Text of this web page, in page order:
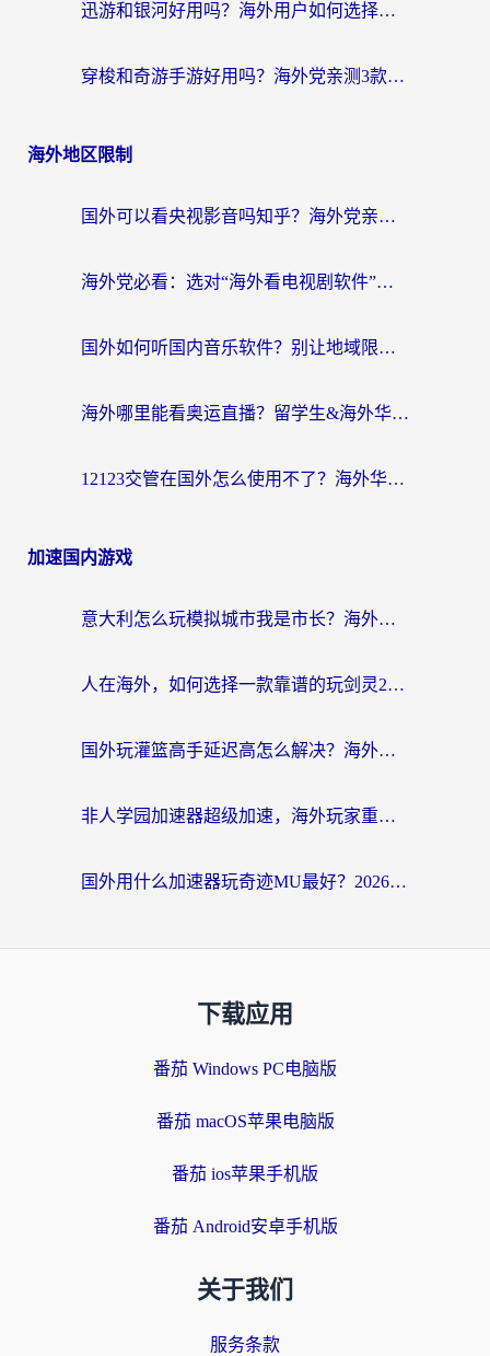
迅游和银河好用吗？海外用户如何选择回国加速器实现无缝访问国内资源
穿梭和奇游手游好用吗？海外党亲测3款回国加速器，附蜜蜂加速器七天试用攻略
海外地区限制
国外可以看央视影音吗知乎？海外党亲测有效的回国加速方案
海外党必看：选对“海外看电视剧软件”，再也不用愁国内剧刷不了
国外如何听国内音乐软件？别让地域限制，断了你的中文歌单
海外哪里能看奥运直播？留学生&海外华人必看的体育赛事观赛终极指南
12123交管在国外怎么使用不了？海外华人必看的无缝访问国内资源指南
加速国内游戏
意大利怎么玩模拟城市我是市长？海外党国服游戏加速终极攻略（附三国3量子特攻解决办法）
人在海外，如何选择一款靠谱的玩剑灵2加速器？
国外玩灌篮高手延迟高怎么解决？海外玩家国服游戏加速终极指南
非人学园加速器超级加速，海外玩家重返国服的通行证
国外用什么加速器玩奇迹MU最好？2026海外玩家国服游戏加速全攻略
下载应用
番茄 Windows PC电脑版
番茄 macOS苹果电脑版
番茄 ios苹果手机版
番茄 Android安卓手机版
关于我们
服务条款